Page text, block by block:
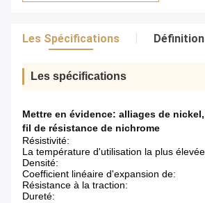
Les Spécifications Définition
Les spécifications
Mettre en évidence: alliages de nickel,
fil de résistance de nichrome
Résistivité:
La température d'utilisation la plus
Densité:
Coefficient linéaire d'expansion de:
Résistance à la traction:
Dureté: